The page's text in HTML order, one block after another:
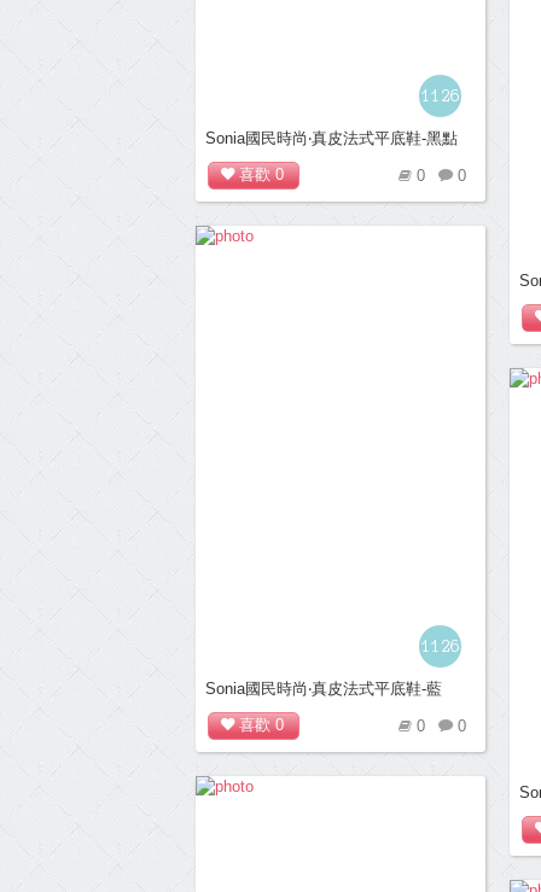
1126
Sonia國民時尚‧真皮法式平底鞋-黑點
喜歡0 0
0
1126
Sonia國民時尚‧真皮法式平底鞋-藍
喜歡0 0
0